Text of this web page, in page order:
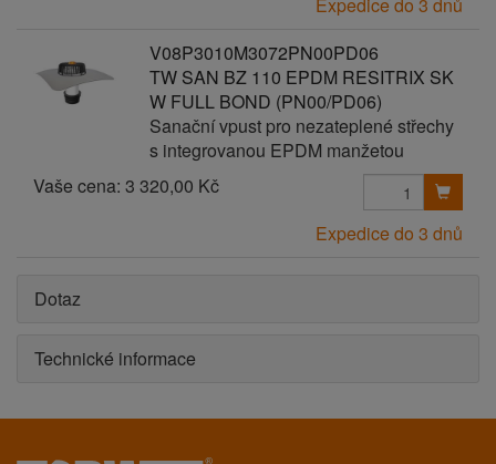
V08P3010M3072PN00PD06
TW SAN BZ 110 EPDM RESITRIX SK
W FULL BOND (PN00/PD06)
Sanační vpust pro nezateplené střechy
s integrovanou EPDM manžetou
Vaše cena: 3 320,00 Kč
Expedice do 3 dnů
Dotaz
Technické informace